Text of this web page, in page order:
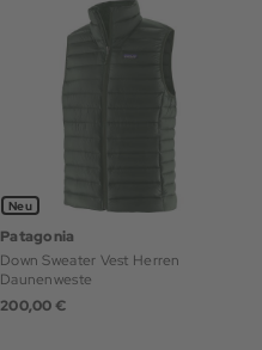
Neu
Patagonia
Down Sweater Vest Herren
Daunenweste
200,00 €